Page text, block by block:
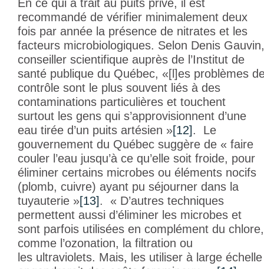
En ce qui a trait au puits privé, il est
recommandé de vérifier minimalement deux
fois par année la présence de nitrates et les
facteurs microbiologiques. Selon Denis Gauvin,
conseiller scientifique auprès de l’Institut de
santé publique du Québec, «[l]es problèmes
contrôle sont le plus souvent liés à des
contaminations particulières et touchent
surtout les gens qui s’approvisionnent d’une
eau tirée d’un puits artésien »[12]. Le
gouvernement du Québec suggère de « faire
couler l’eau jusqu’à ce qu’elle soit froide, pour
éliminer certains microbes ou éléments nocifs
(plomb, cuivre) ayant pu séjourner dans la
tuyauterie »[13]. « D’autres techniques
permettent aussi d’éliminer les microbes et
sont parfois utilisées en complément du chlore,
comme l’ozonation, la filtration ou
les ultraviolets. Mais, les utiliser à large échelle